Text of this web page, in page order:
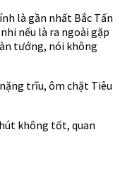
là gần nhất Bắc Tấn
nếu là ra ngoài gặp
tướng, nói không
trĩu, ôm chặt Tiêu
không tốt, quan